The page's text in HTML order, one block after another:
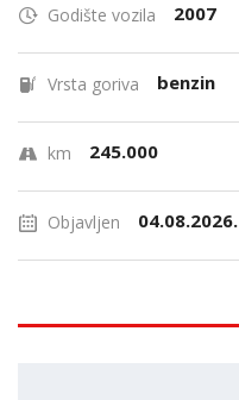
Godište vozila 2007
Vrsta goriva benzin
km 245.000
Objavljen 04.08.2026.